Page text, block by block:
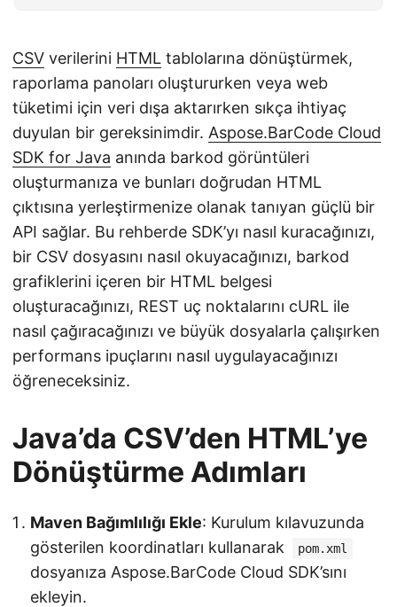
CSV verilerini HTML tablolarına dönüştürmek,
raporlama panoları oluştururken veya web
tüketimi için veri dışa aktarırken sıkça ihtiyaç
duyulan bir gereksinimdir. Aspose.BarCode Cloud
SDK for Java anında barkod görüntüleri
oluşturmanıza ve bunları doğrudan HTML
çıktısına yerleştirmenize olanak tanıyan güçlü bir
API sağlar. Bu rehberde SDK’yı nasıl kuracağınızı,
bir CSV dosyasını nasıl okuyacağınızı, barkod
grafiklerini içeren bir HTML belgesi
oluşturacağınızı, REST uç noktalarını cURL ile
nasıl çağıracağınızı ve büyük dosyalarla çalışırken
performans ipuçlarını nasıl uygulayacağınızı
öğreneceksiniz.
Java’da CSV’den HTML’ye
Dönüştürme Adımları
Maven Bağımlılığı Ekle: Kurulum kılavuzunda
gösterilen koordinatları kullanarak
pom.xml
dosyanıza Aspose.BarCode Cloud SDK’sını
ekleyin.